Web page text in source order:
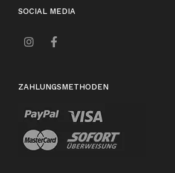
SOCIAL MEDIA
ZAHLUNGSMETHODEN